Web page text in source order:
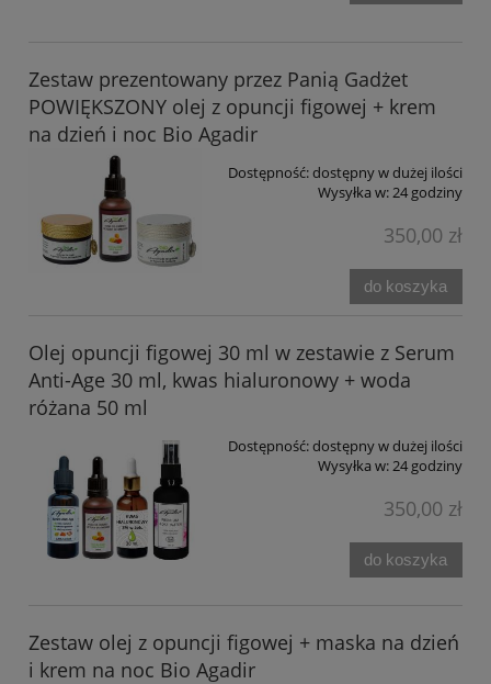
Zestaw prezentowany przez Panią Gadżet
POWIĘKSZONY olej z opuncji figowej + krem
na dzień i noc Bio Agadir
Dostępność:dostępny w dużej ilości
Wysyłka w:24 godziny
350,00 zł
do koszyka
Olej opuncji figowej 30 ml w zestawie z Serum
Anti-Age 30 ml, kwas hialuronowy + woda
różana 50 ml
Dostępność:dostępny w dużej ilości
Wysyłka w:24 godziny
350,00 zł
do koszyka
Zestaw olej z opuncji figowej + maska na dzień
i krem na noc Bio Agadir